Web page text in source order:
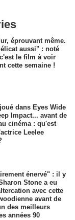
éprouvant même.
aussi" : noté
le film à voir
cette semaine !
dans Eyes Wide
Impact... avant de
cinéma : qu'est
Leelee
énervé" : il y
Stone a eu
avec cette
avant de
des meilleurs
années 90